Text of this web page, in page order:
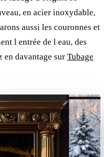
en acier inoxydable,
aussi les couronnes et
l entrée de l eau, des
en davantage sur Tubage